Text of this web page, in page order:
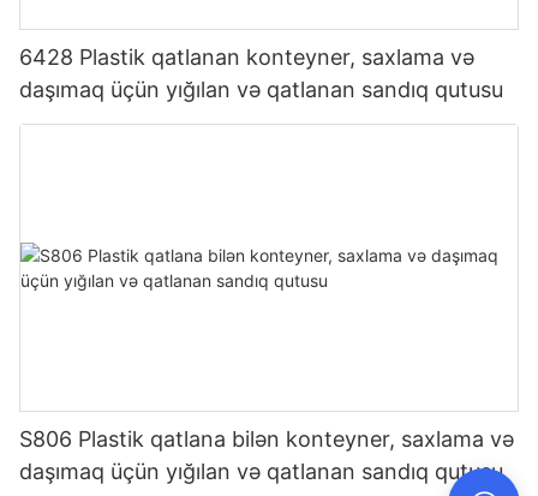
6428 Plastik qatlanan konteyner, saxlama və
daşımaq üçün yığılan və qatlanan sandıq qutusu
S806 Plastik qatlana bilən konteyner, saxlama və
daşımaq üçün yığılan və qatlanan sandıq qutusu